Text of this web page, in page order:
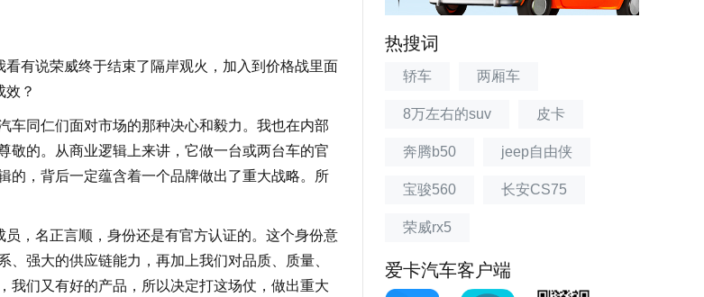
有说荣威终于结束了隔岸观火，加入到价格战里面
效？
同仁们面对市场的那种决心和毅力。我也在内部
敬的。从商业逻辑上来讲，它做一台或两台车的官
的，背后一定蕴含着一个品牌做出了重大战略。所
，名正言顺，身份还是有官方认证的。这个身份意
强大的供应链能力，再加上我们对品质、质量、
我们又有好的产品，所以决定打这场仗，做出重大
热搜词
轿车 两厢车
8万左右的suv 皮卡
奔腾b50 jeep自由侠
宝骏560 长安CS75
荣威rx5
爱卡汽车客户端